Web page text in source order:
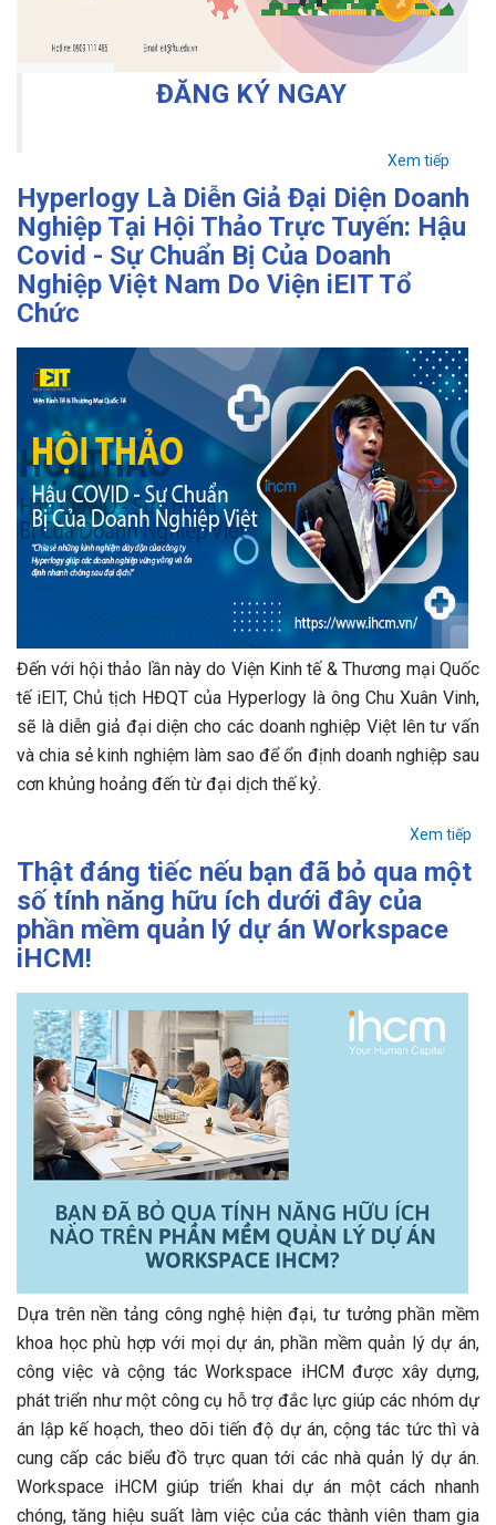
ĐĂNG KÝ NGAY
Xem tiếp
Hyperlogy Là Diễn Giả Đại Diện Doanh
Nghiệp Tại Hội Thảo Trực Tuyến: Hậu
Covid - Sự Chuẩn Bị Của Doanh
Nghiệp Việt Nam Do Viện iEIT Tổ
Chức
Đến với hội thảo lần này do Viện Kinh tế & Thương mại Quốc
tế iEIT, Chủ tịch HĐQT của Hyperlogy là ông Chu Xuân Vinh,
sẽ là diễn giả đại diện cho các doanh nghiệp Việt lên tư vấn
và chia sẻ kinh nghiệm làm sao để ổn định doanh nghiệp sau
cơn khủng hoảng đến từ đại dịch thế kỷ.
Xem tiếp
Thật đáng tiếc nếu bạn đã bỏ qua một
số tính năng hữu ích dưới đây của
phần mềm quản lý dự án Workspace
iHCM!
Dựa trên nền tảng công nghệ hiện đại, tư tưởng phần mềm
khoa học phù hợp với mọi dự án, phần mềm quản lý dự án,
công việc và cộng tác Workspace iHCM được xây dựng,
phát triển như một công cụ hỗ trợ đắc lực giúp các nhóm dự
án lập kế hoạch, theo dõi tiến độ dự án, cộng tác tức thì và
cung cấp các biểu đồ trực quan tới các nhà quản lý dự án.
Workspace iHCM giúp triển khai dự án một cách nhanh
chóng, tăng hiệu suất làm việc của các thành viên tham gia